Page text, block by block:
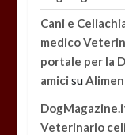
Cani e
medico
portale per la
amici su
Veterinario